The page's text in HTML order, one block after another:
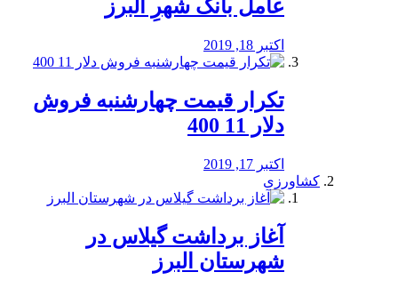
عامل بانک شهرِ البرز
اکتبر 18, 2019
تکرار قیمت چهارشنبه فروش
دلار 11 400
اکتبر 17, 2019
کشاورزی
آغاز برداشت گیلاس در
شهرستان البرز